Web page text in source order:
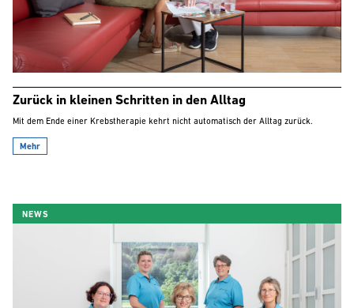
Zurück in kleinen Schritten in den Alltag
Mit dem Ende einer Krebstherapie kehrt nicht automatisch der Alltag zurück.
Mehr
NEWS